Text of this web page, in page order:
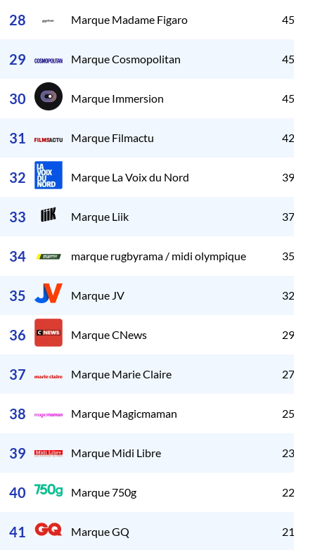
28 Marque Madame Figaro 45
29 Marque Cosmopolitan 45
30 Marque Immersion 45
31 Marque Filmactu 42
32 Marque La Voix du Nord 39
33 Marque Liik 37
34 marque rugbyrama / midi olympique 35
35 Marque JV 32
36 Marque CNews 29
37 Marque Marie Claire 27
38 Marque Magicmaman 25
39 Marque Midi Libre 23
40 Marque 750g 22
41 Marque GQ 21